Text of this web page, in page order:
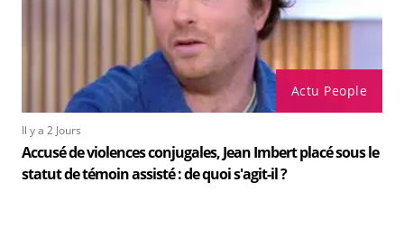
Actu People
Il y a 2 Jours
Accusé de violences conjugales, Jean Imbert placé sous le
statut de témoin assisté : de quoi s'agit-il ?